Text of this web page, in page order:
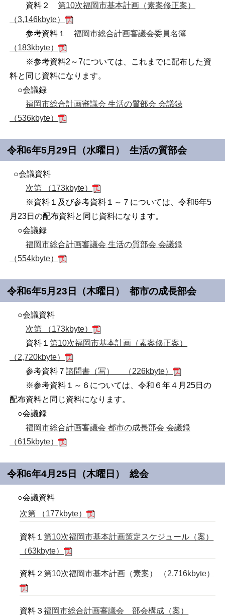
資料２第10次福岡市基本計画（素案修正案）
（3,146kbyte）
参考資料１福岡市総合計画審議会委員名簿
（183kbyte）
※参考資料2～7については、これまでに配布した資
料と同じ資料になります。
○会議録
福岡市総合計画審議会 生活の質部会 会議録
（536kbyte）
令和6年5月29日（水曜日） 生活の質部会
○会議資料
次第 （173kbyte）
※資料１及び参考資料１～７については、令和6年5
月23日の配布資料と同じ資料になります。
○会議録
福岡市総合計画審議会 生活の質部会 会議録
（554kbyte）
令和6年5月23日（木曜日） 都市の成長部会
○会議資料
次第 （173kbyte）
資料１第10次福岡市基本計画（素案修正案）
（2,720kbyte）
参考資料７諮問書（写） （226kbyte）
※参考資料１～６については、令和６年４月25日の
配布資料と同じ資料になります。
○会議録
福岡市総合計画審議会 都市の成長部会 会議録
（615kbyte）
令和6年4月25日（木曜日） 総会
○会議資料
次第 （177kbyte）
資料１第10次福岡市基本計画策定スケジュール（案）
（63kbyte）
資料２第10次福岡市基本計画（素案） （2,716kbyte）
資料３福岡市総合計画審議会 部会構成（案）